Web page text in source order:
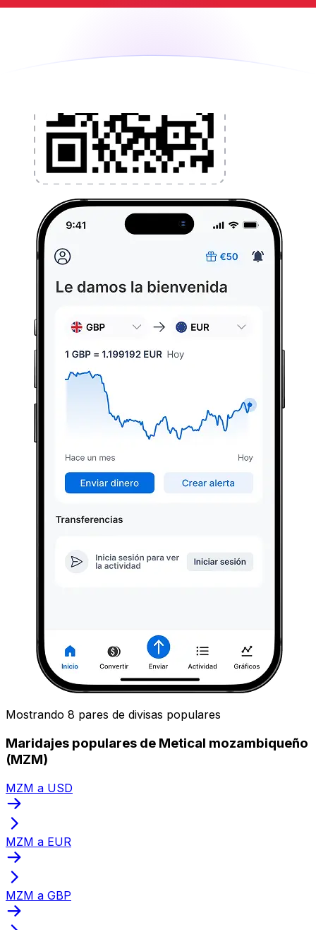
Mostrando 8 pares de divisas populares
Maridajes populares de Metical mozambiqueño
(MZM)
MZM a USD
MZM a EUR
MZM a GBP